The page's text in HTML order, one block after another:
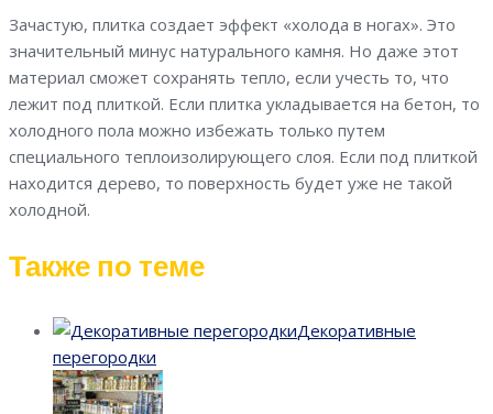
Зачастую, плитка создает эффект «холода в ногах». Это
значительный минус натурального камня. Но даже этот
материал сможет сохранять тепло, если учесть то, что
лежит под плиткой. Если плитка укладывается на бетон, то
холодного пола можно избежать только путем
специального теплоизолирующего слоя. Если под плиткой
находится дерево, то поверхность будет уже не такой
холодной.
Также по теме
Декоративные
перегородки